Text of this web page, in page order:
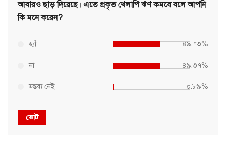
আবারও ছাড় দিয়েছে। এতে প্রকৃত খেলাপি ঋণ কমবে বলে আপনি
কি মনে করেন?
হ্যাঁ ৪৯.৭৩%
না ৪৯.৩৭%
মন্তব্য নেই ০.৮৯%
ভোট